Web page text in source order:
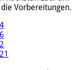
Vorbereitungen.